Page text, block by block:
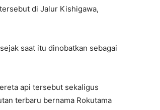
di Jalur Kishigawa,
saat itu dinobatkan sebagai
api tersebut sekaligus
terbaru bernama Rokutama